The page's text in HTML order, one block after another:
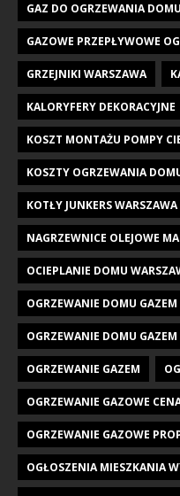
GAZ DO OGRZEWANIA DOMU
GAZOWE PRZEPŁYWOWE
GRZEJNIKI WARSZAWA
KALORYFERY DEKORACYJNE
KOSZT MONTAŻU POMPY
KOSZTY OGRZEWANIA
KOTŁY JUNKERS WARSZAWA
NAGRZEWNICE OLEJOWE
OCIEPLANIE DOMU
OGRZEWANIE DOMU
OGRZEWANIE DOMU
OGRZEWANIE GAZEM
OGRZEWANIE GAZOWE
OGRZEWANIE GAZOWE
OGŁOSZENIA MIESZKANIA